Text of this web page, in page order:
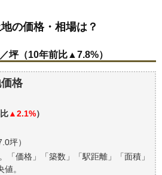
万円／坪（10年前比▲7.8%）
よう
口予想から検討しよう
の不動産が買える？
の価格・相場は？
坪（10年前比▲7.8%）
格
▲2.1%）
坪）
価格」「築数」「駅距離」「面積」
。